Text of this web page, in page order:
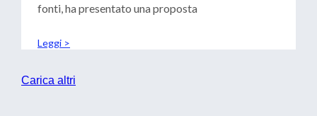
fonti, ha presentato una proposta
Leggi >
Carica altri